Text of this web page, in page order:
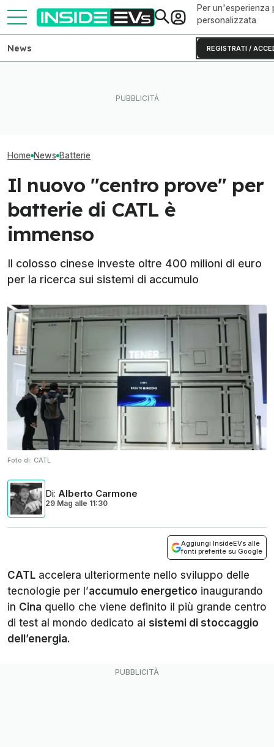
Per un'esperienza
personalizzata
REGISTRATI /
News
Home News Batterie
Il nuovo "centro prove" per
batterie di CATL è
immenso
Il colosso cinese investe oltre 400 milioni di euro
per la ricerca sui sistemi di accumulo
Foto di: CATL
Di: Alberto Carmone
29 Mag alle 11:30
Aggiungi InsideEVs alle
fonti preferite su Google
CATL accelera ulteriormente nello sviluppo delle
tecnologie per l’accumulo energetico inaugurando
in Cina quello che viene definito il più grande centro
di test al mondo dedicato ai sistemi di stoccaggio
dell’energia.